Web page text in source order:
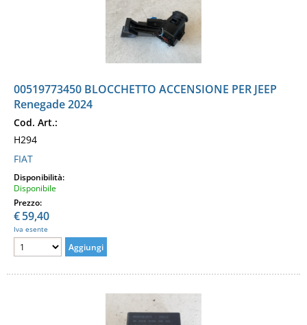
00519773450 BLOCCHETTO ACCENSIONE PER JEEP
Renegade 2024
Cod. Art.:
H294
FIAT
Disponibilità:
Disponibile
Prezzo:
€59,40
Iva esente